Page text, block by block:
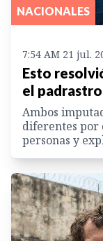
NACIONALES
7:54 AM 21 jul.
Esto
el padrastro
Ambos
diferentes por
personas y